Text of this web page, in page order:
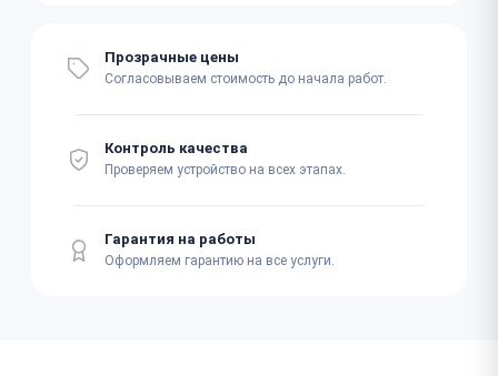
Прозрачные цены
Согласовываем стоимость до начала работ.
Контроль качества
Проверяем устройство на всех этапах.
Гарантия на работы
Оформляем гарантию на все услуги.